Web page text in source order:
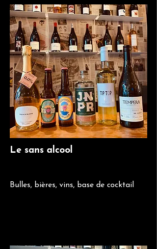
Le sans alcool
Bulles, bières, vins, base de cocktail